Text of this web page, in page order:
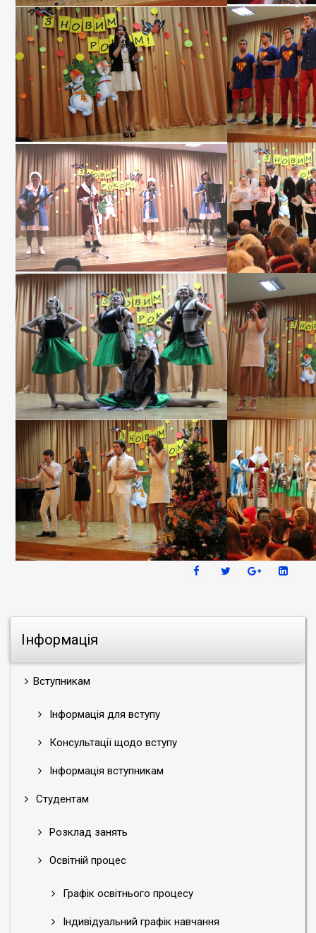
Інформація
Вступникам
Інформація для вступу
Консультації щодо вступу
Інформація вступникам
Студентам
Розклад занять
Освітній процес
Графік освітнього процесу
Індивідуальний графік навчання